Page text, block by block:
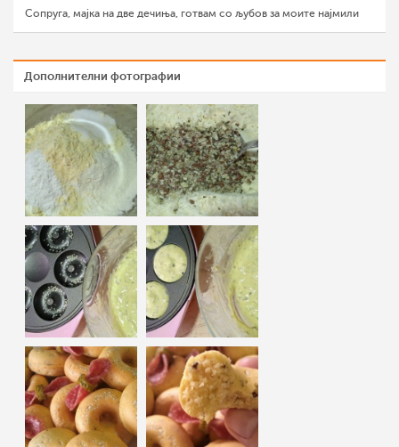
Сопруга, мајка на две дечиња, готвам со љубов за моите најмили
Дополнителни фотографии